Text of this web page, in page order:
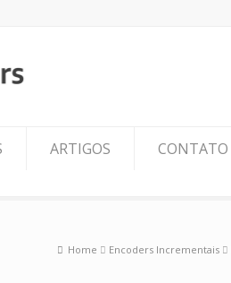
ARTIGOS CONTATO
Home Encoders Incrementais